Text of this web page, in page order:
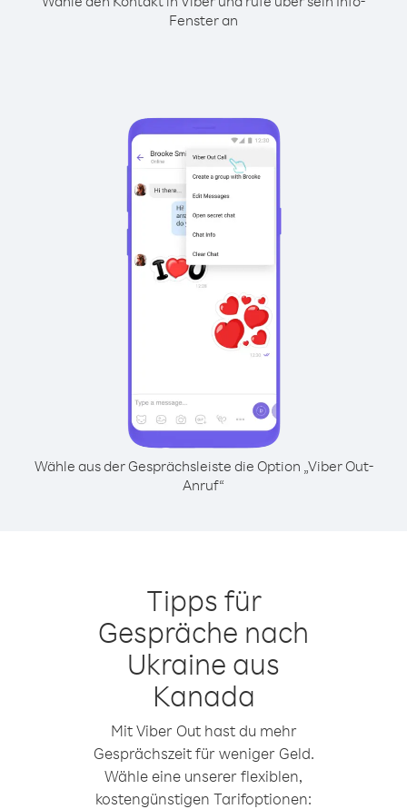
Fenster an
Wähle aus der Gesprächsleiste die Option „Viber Out-
Anruf“
Tipps für
Gespräche nach
Ukraine aus
Kanada
Mit Viber Out hast du mehr
Gesprächszeit für weniger Geld.
Wähle eine unserer flexiblen,
kostengünstigen Tarifoptionen: